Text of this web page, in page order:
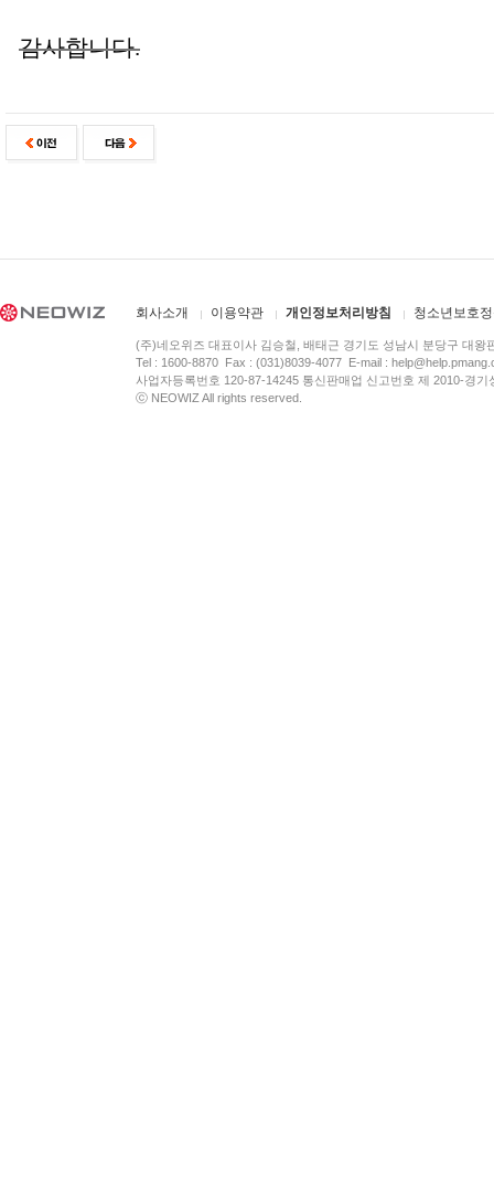
감사합니다.
회사소개 이용약관 개인정보처리방침 청소년보호
(주)네오위즈 대표이사 김승철, 배태근 경기도 성남시 분당구 대왕
Tel : 1600-8870 Fax : (031)8039-4077 E-mail :
사업자등록번호 120-87-14245 통신판매업 신고번호 제 2010-경
ⓒ NEOWIZ All rights reserved.